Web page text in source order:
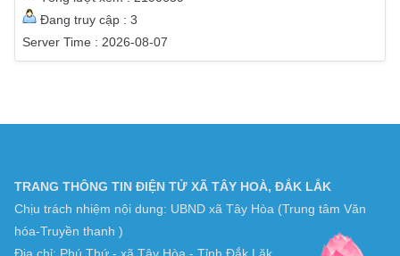
Năm này : 112908
Tổng truy cập : 197763